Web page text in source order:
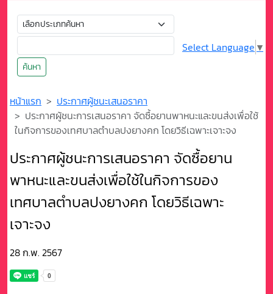
ค้นหา
Select Language ▼
หน้าแรก
ประกาศผู้ชนะเสนอราคา
ประกาศผู้ชนะการเสนอราคา จัดซื้อยานพาหนะและขนส่งเพื่อใช้
ในกิจการของเทศบาลตำบลปงยางคก โดยวิธีเฉพาะเจาะจง
ประกาศผู้ชนะการเสนอราคา จัดซื้อยาน
พาหนะและขนส่งเพื่อใช้ในกิจการของ
เทศบาลตำบลปงยางคก โดยวิธีเฉพาะ
เจาะจง
28 ก.พ. 2567